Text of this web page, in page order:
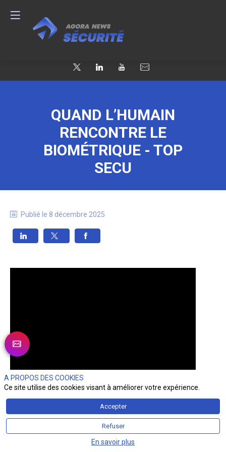
QUAND L’HUMAIN
RENCONTRE LE
BIOMÉTRIQUE - TOP
SECU
Publié le 8 décembre 2025
A PROPOS DES COOKIES
Ce site utilise des cookies visant à améliorer votre expérience.
Accepter
Refuser
En savoir plus